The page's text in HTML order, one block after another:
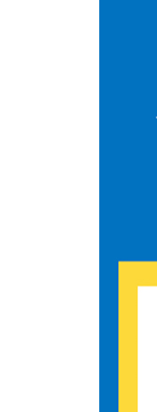
9 우크
하지만
11 이 벽
12 무관
4부 우
14. 신
15. 다시